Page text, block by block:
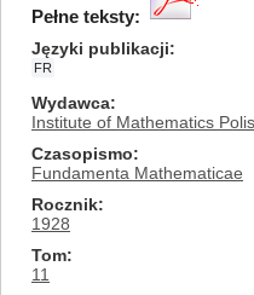
Pełne teksty:
Języki publikacji
FR
Wydawca
Institute of Mathematics
Czasopismo
Fundamenta Mathematicae
Rocznik
1928
Tom
11